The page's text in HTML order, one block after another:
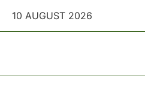
10 AUGUST 2026